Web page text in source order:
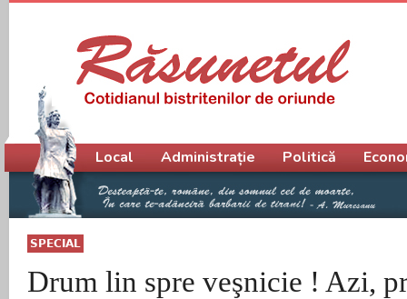
SPECIAL
Drum lin spre veşnicie ! Azi,
Meniu principal
Local Administrație Politică